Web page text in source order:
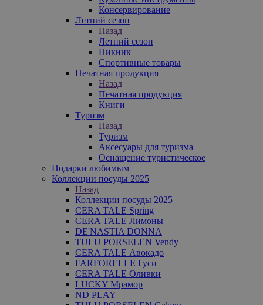
Консервирование
Летний сезон
Назад
Летний сезон
Пикник
Спортивные товары
Печатная продукция
Назад
Печатная продукция
Книги
Туризм
Назад
Туризм
Аксесуары для туризма
Оснащение туристическое
Подарки любимым
Коллекции посуды 2025
Назад
Коллекции посуды 2025
CERA TALE Spring
CERA TALE Лимоны
DE'NASTIA DONNA
TULU PORSELEN Vendy
CERA TALE Авокадо
FARFORELLE Гуси
CERA TALE Оливки
LUCKY Мрамор
ND PLAY